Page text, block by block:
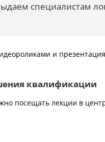
специалистам
и
квалификации
посещать лекции в